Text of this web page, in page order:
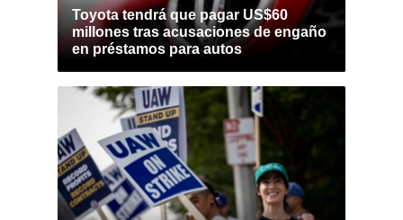
Toyota tendrá que pagar US$60
millones tras acusaciones de engaño
en préstamos para autos